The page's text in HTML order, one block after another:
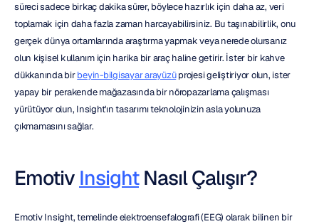
süreci sadece birkaç dakika sürer, böylece hazırlık için daha az, veri
toplamak için daha fazla zaman harcayabilirsiniz. Bu taşınabilirlik, onu
gerçek dünya ortamlarında araştırma yapmak veya nerede olursanız
olun kişisel kullanım için harika bir araç haline getirir. İster bir kahve
dükkanında bir beyin-bilgisayar arayüzü projesi geliştiriyor olun, ister
yapay bir perakende mağazasında bir nöropazarlama çalışması
yürütüyor olun, Insight'ın tasarımı teknolojinizin asla yolunuza
çıkmamasını sağlar.
Emotiv Insight Nasıl Çalışır?
Emotiv Insight, temelinde elektroensefalografi (EEG) olarak bilinen bir